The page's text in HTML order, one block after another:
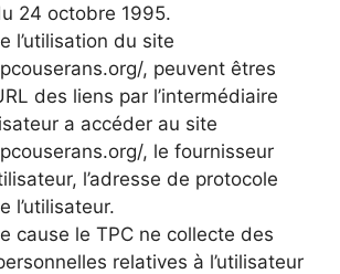
24 octobre 1995.
l’utilisation du site
, peuvent êtres
des liens par l’intermédiaire
a accéder au site
, le fournisseur
l’adresse de protocole
l’utilisateur.
cause le TPC ne collecte des
relatives à l’utilisateur